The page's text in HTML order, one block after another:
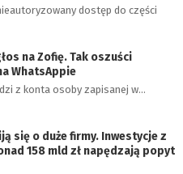
dostęp do części
na Zofię. Tak oszuści
WhatsAppie
z konta osoby zapisanej w…
się o duże firmy. Inwestycje z
158 mld zł napędzają popyt